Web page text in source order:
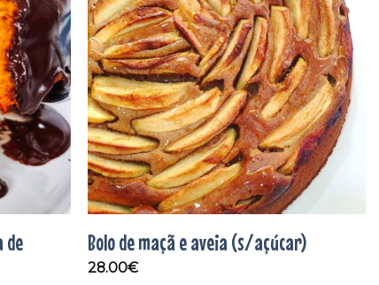
aos
favoritos
de
aos
favoritos
Bolo de maçã e aveia (s/açúcar)
28.00€